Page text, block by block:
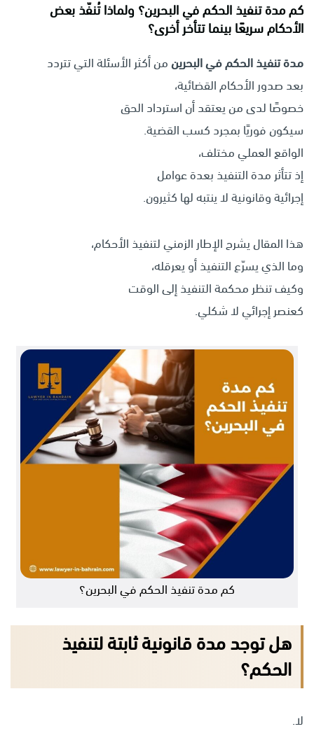
كم مدة تنفيذ الحكم في البحرين؟ ولماذا تُنفّذ بعض
الأحكام سريعًا بينما تتأخر أخرى؟
مدة تنفيذ الحكم في البحرينمن أكثر الأسئلة التي تتردد
بعد صدور الأحكام القضائية،
خصوصًا لدى من يعتقد أن استرداد الحق
سيكون فوريًا بمجرد كسب القضية.
الواقع العملي مختلف،
إذ تتأثر مدة التنفيذ بعدة عوامل
إجرائية وقانونية لا ينتبه لها كثيرون.
هذا المقال يشرح الإطار الزمني لتنفيذ الأحكام،
وما الذي يسرّع التنفيذ أو يعرقله،
وكيف تنظر محكمة التنفيذ إلى الوقت
كعنصر إجرائي لا شكلي.
كم مدة تنفيذ الحكم في البحرين؟
هل توجد مدة قانونية ثابتة لتنفيذ
الحكم؟
لا.